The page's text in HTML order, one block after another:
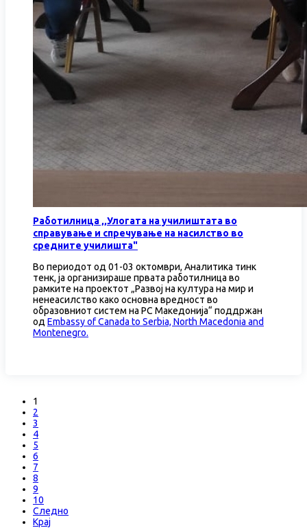
Работилница ‚‚Улогата на училиштата во
справување и спречување на насилство во
средните училишта"
Во периодот од 01-03 октомври, Аналитика тинк
тенк, ја организираше првата работилница во
рамките на проектот „Развој на култура на мир и
ненеасилство како основна вредност во
образовниот систем на РС Македонија“ поддржан
од Embassy of Canada to Serbia, North Macedonia and
Montenegro.
1
2
3
4
5
6
7
8
9
10
Следно
Крај